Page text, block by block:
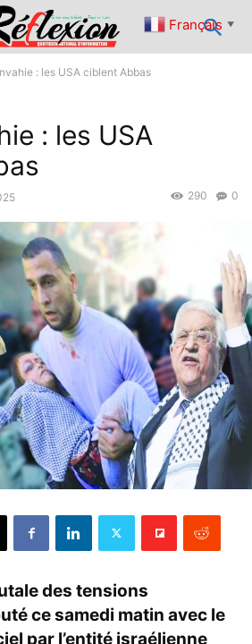
: les USA ciblent Abbas
: les USA
0
290
des tensions
ce samedi matin avec le
par l’entité israélienne
Français ▼